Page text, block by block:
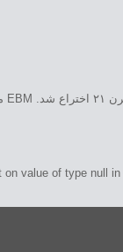
on value of type null in